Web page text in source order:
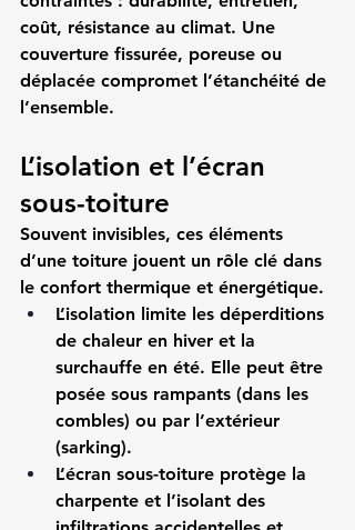
coût, résistance au climat. Une
couverture fissurée, poreuse ou
déplacée compromet l’étanchéité de
l’ensemble.
L’isolation et l’écran
sous-toiture
Souvent invisibles, ces éléments
d’une toiture jouent un rôle clé dans
le confort thermique et énergétique.
L’isolation limite les déperditions
de chaleur en hiver et la
surchauffe en été. Elle peut être
posée sous rampants (dans les
combles) ou par l’extérieur
(sarking).
L’écran sous-toiture protège la
charpente et l’isolant des